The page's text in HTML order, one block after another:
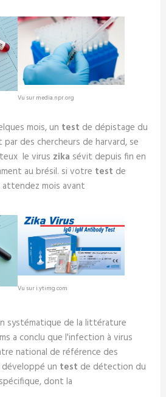
Vu sur media.npr.org
mois, un test de dépistage du
par des chercheurs de harvard, se
le virus zika sévit depuis fin en
au brésil. si votre test de
mois avant
Vu sur i.ytimg.com
systématique de la littérature
a conclu que l'infection à virus
national de référence des
développé un test de détection du
spécifique, dont la